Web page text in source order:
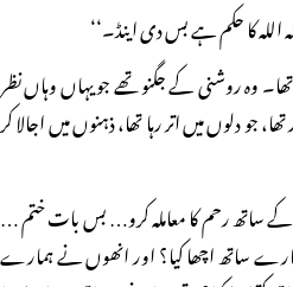
کا حکم ہے بس دی اینڈ۔‘‘
وہ روشنی کے جگنو تھے جو یہاں وہاں نظر
جو دلوں میں اتر رہا تھا، ذہنوں میں اجالا کر
ساتھ رحم کا معاملہ کرو… بس بات ختم …
ساتھ اچھا کیا؟ اور انھوں نے ہمارے